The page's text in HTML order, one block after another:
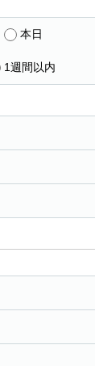
本日
1週間以内